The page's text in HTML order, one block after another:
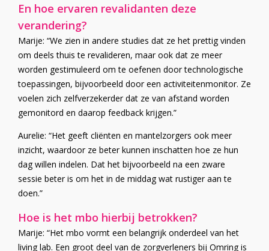
En hoe ervaren revalidanten deze
verandering?
Marije: “We zien in andere studies dat ze het prettig vinden
om deels thuis te revalideren, maar ook dat ze meer
worden gestimuleerd om te oefenen door technologische
toepassingen, bijvoorbeeld door een activiteitenmonitor. Ze
voelen zich zelfverzekerder dat ze van afstand worden
gemonitord en daarop feedback krijgen.”
Aurelie: “Het geeft cliënten en mantelzorgers ook meer
inzicht, waardoor ze beter kunnen inschatten hoe ze hun
dag willen indelen. Dat het bijvoorbeeld na een zware
sessie beter is om het in de middag wat rustiger aan te
doen.”
Hoe is het mbo hierbij betrokken?
Marije: “Het mbo vormt een belangrijk onderdeel van het
living lab. Een groot deel van de zorgverleners bij Omring is